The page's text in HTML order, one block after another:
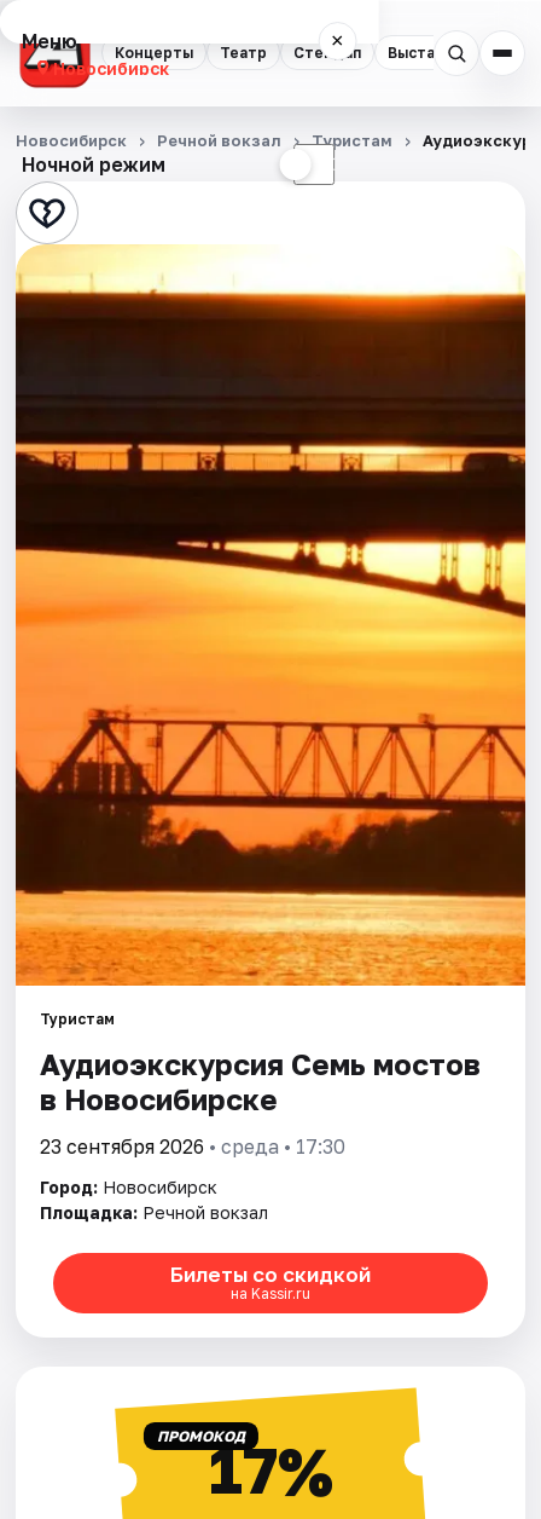
Концерты Театр Стендап Выставки
Меню ×
Новосибирск
Концерты
Театр
Стендап
Выставки
Спорт
Города
Артисты
Рейтинги
Ночной режим ☾
Новосибирск Речной вокзал Туристам
Туристам
Аудиоэкскурсия Семь мостов
в Новосибирске
23 сентября 2026 • среда • 17:30
Город: Новосибирск
Площадка: Речной вокзал
Билеты со скидкой
на Kassir.ru
ПРОМОКОД17%